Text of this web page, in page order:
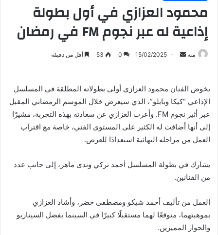
محمود العزازي في أول بطولة
إذاعية له عبر نجوم FM في رمضان
منة
أرسل 15/02/2025
0
53 أقل من دقيقة
يخوض الفنان محمود العزازي أولى بطولاته المطلقة في المسلسل
الإذاعي “كيكا وبابلو”، الذي سيعرض خلال الموسم الرمضاني المقبل
عبر أثير نجوم FM. وأعرب العزازي عن سعادته بهذه التجربة، مشيرًا
إلى أنها أضافت له الكثير على المستوى الفني، خاصة مع اقتراب
العمل من مراحله النهائية استعدادًا للعرض.
يشارك في بطولة المسلسل أحمد تركي وندى ماهر، إلى جانب عدد
من الفنانين.
العمل من تأليف أحمد شيكو ومصطفى خضر، وأشاد العزازي
بموهبتهما، متوقعًا لهما مستقبلًا كبيرًا في السينما بفضل السيناريو
والحوار المميزين.